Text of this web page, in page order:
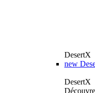
DesertX
new
DesertX